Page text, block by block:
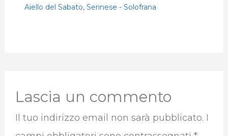
Aiello del Sabato,Serinese - Solofrana
Lascia un commento
Il tuo indirizzo email non sarà pubblicato. I